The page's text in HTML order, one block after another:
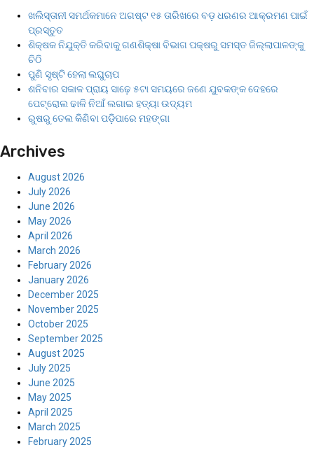
ଖଲିସ୍ତାନୀ ସମର୍ଥକମାନେ ଅଗଷ୍ଟ ୧୫ ତାରିଖରେ ବଡ଼ ଧରଣର ଆକ୍ରମଣ ପାଇଁ
ପ୍ରସ୍ତୁତ
ଶିକ୍ଷକ ନିଯୁକ୍ତି କରିବାକୁ ଗଣଶିକ୍ଷା ବିଭାଗ ପକ୍ଷରୁ ସମସ୍ତ ଜିଲ୍ଲାପାଳଙ୍କୁ
ଚିଠି
ପୁଣି ସୃଷ୍ଟି ହେଲା ଲଘୁଚାପ
ଶନିବାର ସକାଳ ପ୍ରାୟ ସାଢ଼େ ୫ଟା ସମୟରେ ଜଣେ ଯୁବକଙ୍କ ଦେହରେ
ପେଟ୍ରୋଲ ଢାଳି ନିଆଁ ଲଗାଇ ହତ୍ୟା ଉଦ୍ୟମ
ରୁଷରୁ ତେଲ କିଣିବା ପଡ଼ିପାରେ ମହଙ୍ଗା
Archives
August 2026
July 2026
June 2026
May 2026
April 2026
March 2026
February 2026
January 2026
December 2025
November 2025
October 2025
September 2025
August 2025
July 2025
June 2025
May 2025
April 2025
March 2025
February 2025